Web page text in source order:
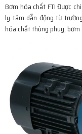
Bơm hóa chất FTI Được
ly tâm dẫn động từ
hóa chất thùng phuy,